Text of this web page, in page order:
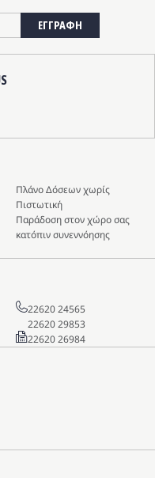
ΕΓΓΡΑΦΗ
Πλάνο Δόσεων χωρίς
Πιστωτική
Παράδοση στον χώρο σας
κατόπιν συνεννόησης
22620 24565
22620 29853
22620 26984